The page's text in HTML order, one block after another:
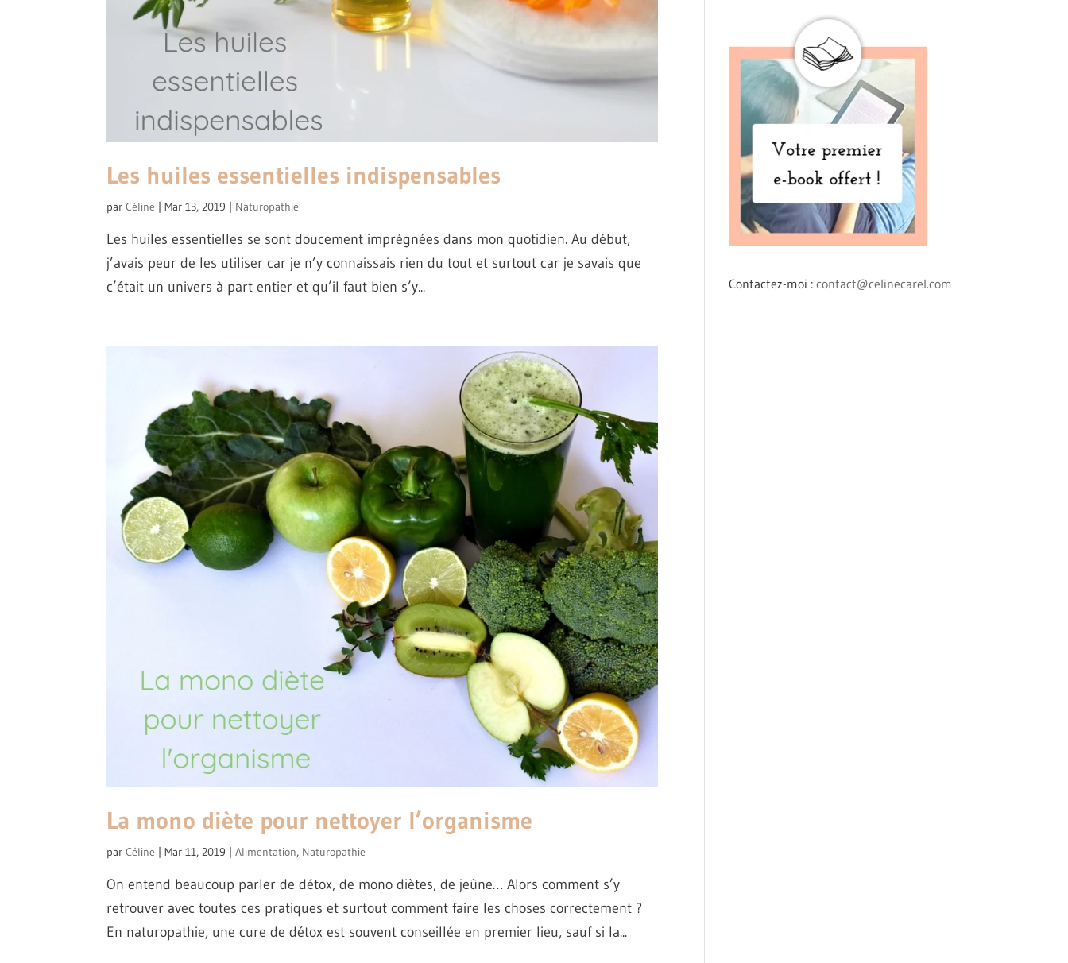
Les huiles essentielles indispensables
parCéline |Mar 13, 2019 Naturopathie
Les huiles essentielles se sont doucement imprégnées dans mon quotidien. Au début,
j’avais peur de les utiliser car je n’y connaissais rien du tout et surtout car je savais que
c’était un univers à part entier et qu’il faut bien s’y...
La mono diète pour nettoyer l’organisme
parCéline |Mar 11, 2019 |Alimentation, Naturopathie
On entend beaucoup parler de détox, de mono diètes, de jeûne… Alors comment s’y
retrouver avec toutes ces pratiques et surtout comment faire les choses correctement ?
En naturopathie, une cure de détox est souvent conseillée en premier lieu, sauf si la...
Contactez-moi :contact@celinecarel.com